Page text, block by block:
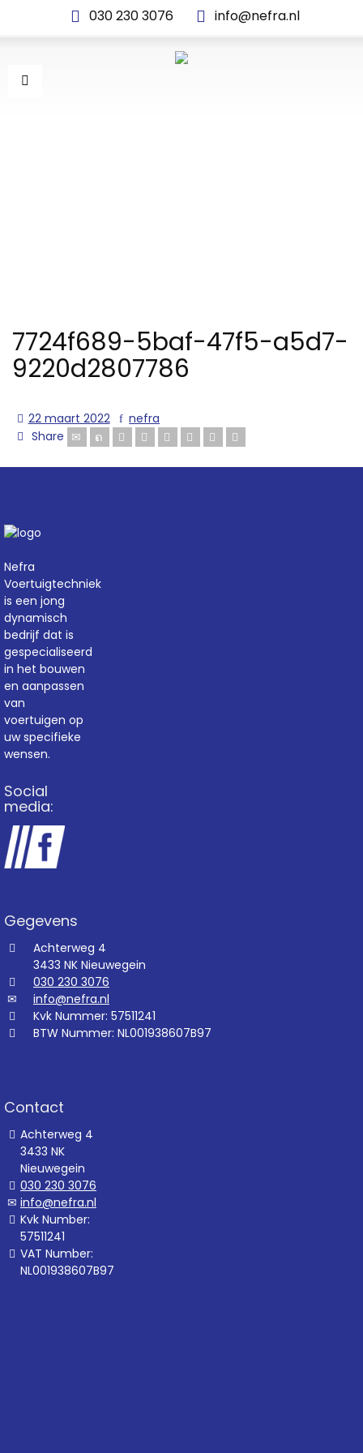
030 230 3076 info@nefra.nl
7724f689-5baf-47f5-a5d7-
9220d2807786
22 maart 2022
nefra
Share
Nefra
Voertuigtechniek
is een jong
dynamisch
bedrijf dat is
gespecialiseerd
in het bouwen
en aanpassen
van
voertuigen op
uw specifieke
wensen.
Social
media:
Gegevens
Achterweg 4
3433 NK Nieuwegein
030 230 3076
info@nefra.nl
Kvk Nummer: 57511241
BTW Nummer: NL001938607B97
Contact
Achterweg 4
3433 NK
Nieuwegein
030 230 3076
info@nefra.nl
Kvk Number:
57511241
VAT Number:
NL001938607B97